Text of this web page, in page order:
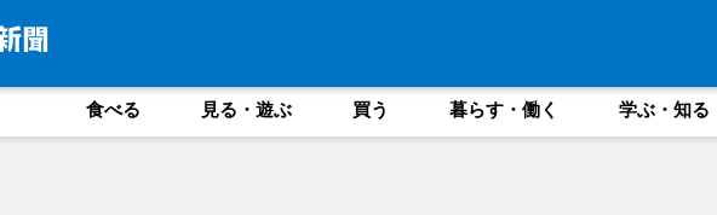
食べる 見る・遊ぶ 買う 暮らす・働く 学ぶ・知る